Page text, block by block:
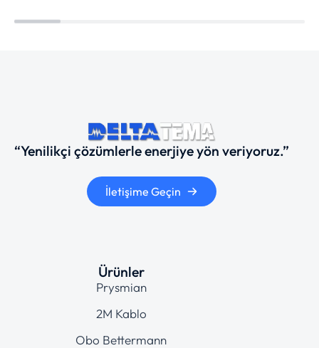
“Yenilikçi çözümlerle enerjiye yön veriyoruz.”
İletişime Geçin
Ürünler
Prysmian
2M Kablo
Obo Bettermann